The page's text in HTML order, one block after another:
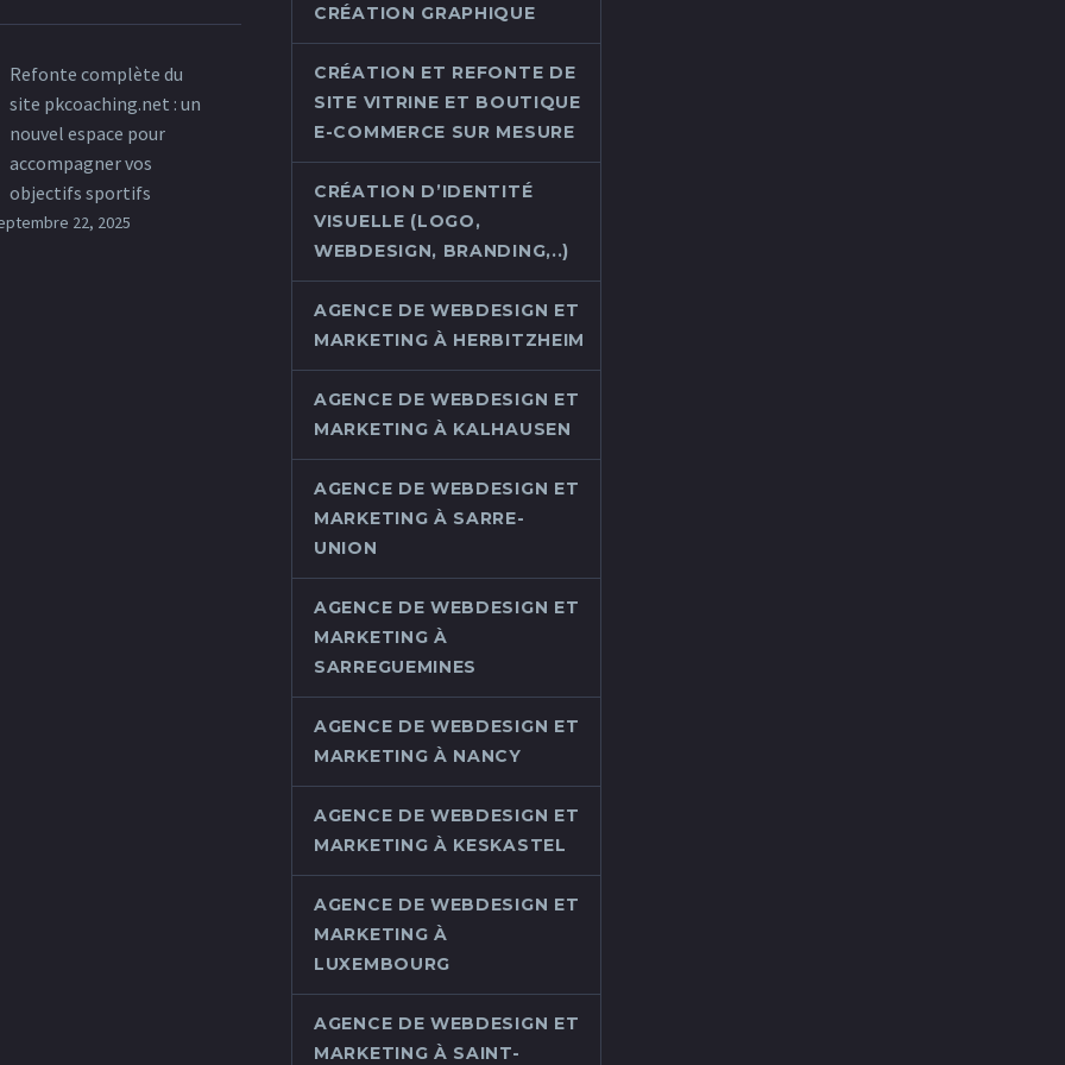
Refonte complète du
site pkcoaching.net : un
nouvel espace pour
accompagner vos
objectifs sportifs
22, 2025
CRÉATION GRAPHIQUE
CRÉATION ET REFONTE DE
SITE VITRINE ET BOUTIQUE
E-COMMERCE SUR MESURE
CRÉATION D’IDENTITÉ
VISUELLE (LOGO,
WEBDESIGN, BRANDING,..)
AGENCE DE WEBDESIGN ET
MARKETING À HERBITZHEIM
AGENCE DE WEBDESIGN ET
MARKETING À KALHAUSEN
AGENCE DE WEBDESIGN ET
MARKETING À SARRE-
UNION
AGENCE DE WEBDESIGN ET
MARKETING À
SARREGUEMINES
AGENCE DE WEBDESIGN ET
MARKETING À NANCY
AGENCE DE WEBDESIGN ET
MARKETING À KESKASTEL
AGENCE DE WEBDESIGN ET
MARKETING À
LUXEMBOURG
AGENCE DE WEBDESIGN ET
MARKETING À SAINT-